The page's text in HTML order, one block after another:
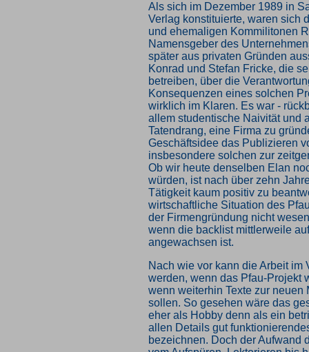
Als sich im Dezember 1989 in
Verlag konstituierte, waren sich
und ehemaligen Kommilitonen
Namensgeber des
später aus privaten Gründen
Konrad und Stefan Fricke, die
betreiben, über die
Konsequenzen eines solchen
wirklich im Klaren. Es war -
allem studentische Naivität und
Tatendrang, eine Firma zu
Geschäftsidee das Publizieren
insbesondere solchen zur
Ob wir heute denselben Elan
würden, ist nach über zehn
Tätigkeit kaum positiv zu
wirtschaftliche Situation des
der Firmengründung nicht
wenn die backlist mittlerweile
angewachsen ist.
Nach wie vor kann die Arbeit im
werden, wenn das Pfau-Projekt
wenn weiterhin Texte zur neuen
sollen. So gesehen wäre das
eher als Hobby denn als ein
allen Details gut
bezeichnen. Doch der Aufwand